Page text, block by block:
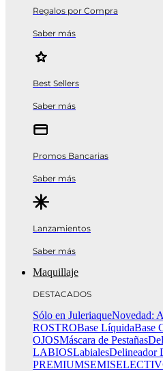
Regalos por Compra
Saber más
Best Sellers
Saber más
Promos Bancarias
Saber más
Lanzamientos
Saber más
Maquillaje
DESTACADOS
Sólo en JuleriaqueNovedad:
ROSTROBase LíquidaBase
OJOSMáscara de Pestañas
LABIOSLabialesDelineador
PREMIUM